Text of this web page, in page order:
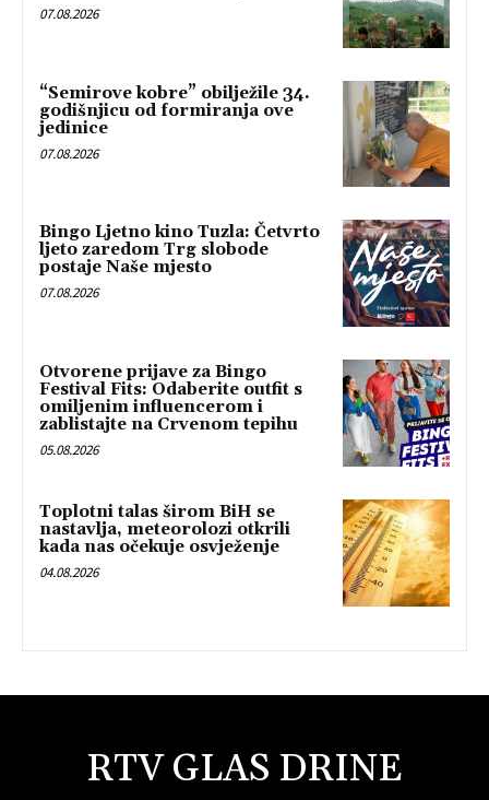
07.08.2026
“Semirove kobre” obilježile 34.
godišnjicu od formiranja ove
jedinice
07.08.2026
Bingo Ljetno kino Tuzla: Četvrto
ljeto zaredom Trg slobode
postaje Naše mjesto
07.08.2026
Otvorene prijave za Bingo
Festival Fits: Odaberite outfit s
omiljenim influencerom i
zablistajte na Crvenom tepihu
05.08.2026
Toplotni talas širom BiH se
nastavlja, meteorolozi otkrili
kada nas očekuje osvježenje
04.08.2026
RTV GLAS DRINE